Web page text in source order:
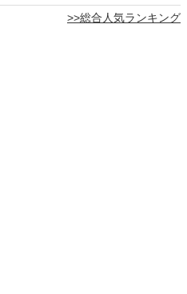
>>総合人気ランキング